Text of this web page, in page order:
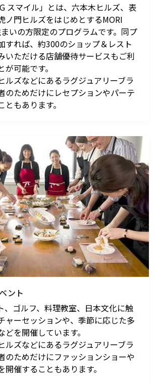
サイト内検索
スマイル」とは、六本木ヒルズ、表
ノ門ヒルズをはじめとするMORI
いの方限定のプログラムです。同プ
すれば、約300のショップ＆レスト
いただける店舗優待サービスもご利
可能です。
ルズなどにあるラグジュアリーブラ
のためだけにレセプションやパーテ
もあります。
ント
、ゴルフ、料理教室、日本文化に触
ャーセッションや、季節に応じた多
どを開催しています。
ルズなどにあるラグジュアリーブラ
のためだけにファッションショーや
開催することもあります。